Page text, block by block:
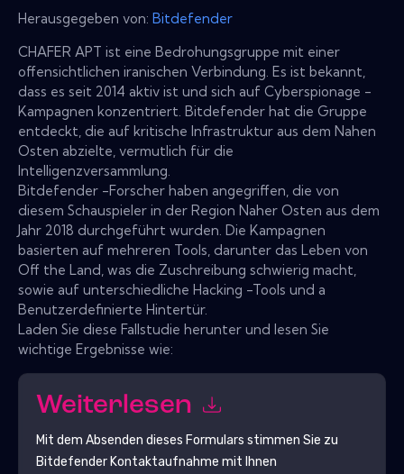
Herausgegeben von: Bitdefender
CHAFER APT ist eine Bedrohungsgruppe mit einer
offensichtlichen iranischen Verbindung. Es ist bekannt,
dass es seit 2014 aktiv ist und sich auf Cyberspionage -
Kampagnen konzentriert. Bitdefender hat die Gruppe
entdeckt, die auf kritische Infrastruktur aus dem Nahen
Osten abzielte, vermutlich für die
Intelligenzversammlung.
Bitdefender -Forscher haben angegriffen, die von
diesem Schauspieler in der Region Naher Osten aus dem
Jahr 2018 durchgeführt wurden. Die Kampagnen
basierten auf mehreren Tools, darunter das Leben von
Off the Land, was die Zuschreibung schwierig macht,
sowie auf unterschiedliche Hacking -Tools und a
Benutzerdefinierte Hintertür.
Laden Sie diese Fallstudie herunter und lesen Sie
wichtige Ergebnisse wie:
Weiterlesen
Mit dem Absenden dieses Formulars stimmen Sie zu
BitdefenderKontaktaufnahme mit Ihnen